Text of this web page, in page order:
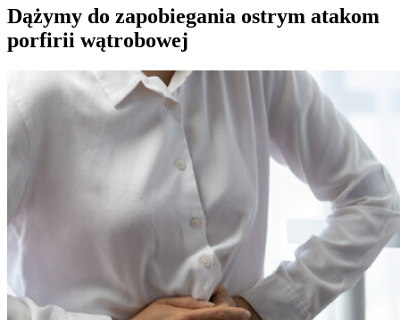
Dążymy do zapobiegania ostrym atakom
porfirii wątrobowej